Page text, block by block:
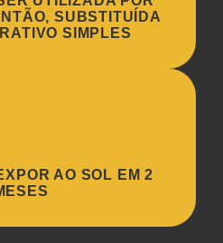
SUBSTITUÍDA
SIMPLES
AO SOL EM 2